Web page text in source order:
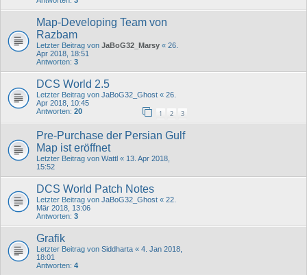
Map-Developing Team von
Razbam
Letzter Beitrag von JaBoG32_Marsy « 26.
Apr 2018, 18:51
Antworten: 3
DCS World 2.5
Letzter Beitrag von JaBoG32_Ghost « 26.
Apr 2018, 10:45
Antworten: 20 1 2 3
Pre-Purchase der Persian Gulf
Map ist eröffnet
Letzter Beitrag von Wattl « 13. Apr 2018,
15:52
DCS World Patch Notes
Letzter Beitrag von JaBoG32_Ghost « 22.
Mär 2018, 13:06
Antworten: 3
Grafik
Letzter Beitrag von Siddharta « 4. Jan 2018,
18:01
Antworten: 4